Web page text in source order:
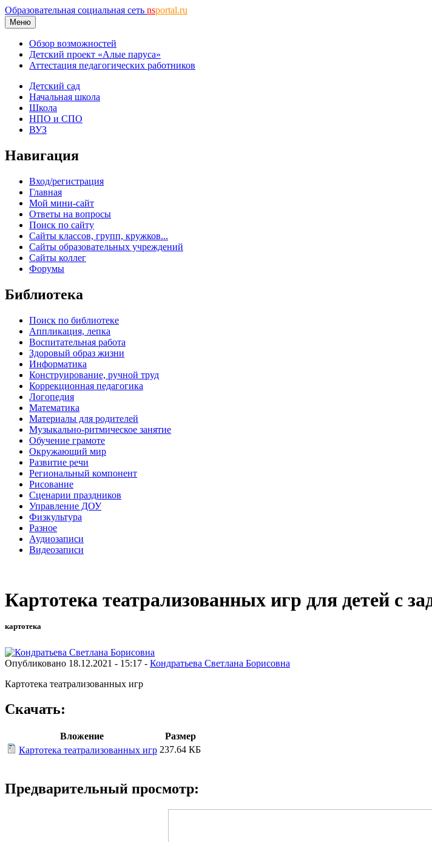
Образовательная социальная сеть nsportal.ru
Меню
Обзор возможностей
Детский проект «Алые паруса»
Аттестация педагогических работников
Детский сад
Начальная школа
Школа
НПО и СПО
ВУЗ
Навигация
Вход/регистрация
Главная
Мой мини-сайт
Ответы на вопросы
Поиск по сайту
Сайты классов, групп, кружков...
Сайты образовательных учреждений
Сайты коллег
Форумы
Библиотека
Поиск по библиотеке
Аппликация, лепка
Воспитательная работа
Здоровый образ жизни
Информатика
Конструирование, ручной труд
Коррекционная педагогика
Логопедия
Математика
Материалы для родителей
Музыкально-ритмическое занятие
Обучение грамоте
Окружающий мир
Развитие речи
Региональный компонент
Рисование
Сценарии праздников
Управление ДОУ
Физкультура
Разное
Аудиозаписи
Видеозаписи
Картотека театрализованных игр для детей с
картотека
Опубликовано 18.12.2021 - 15:17 - Кондратьева Светлана Борисовна
Картотека театрализованных игр
Скачать:
Вложение
Размер
Картотека театрализованных игр 237.64 КБ
Предварительный просмотр: